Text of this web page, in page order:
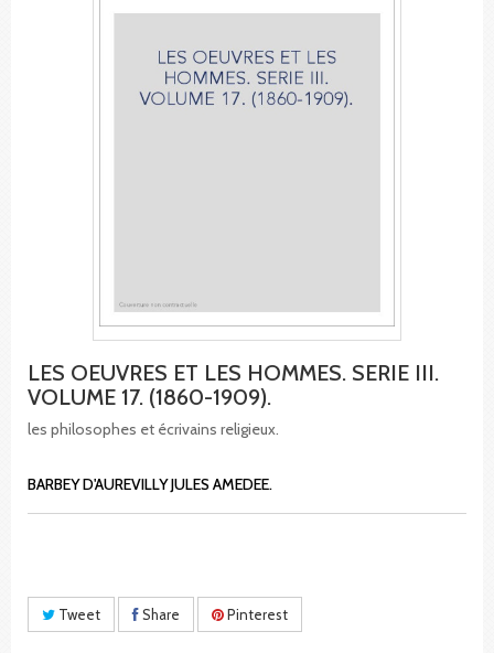
LES OEUVRES ET LES HOMMES. SERIE III.
VOLUME 17. (1860-1909).
les philosophes et écrivains religieux.
BARBEY D'AUREVILLY JULES AMEDEE.
Tweet Share Pinterest